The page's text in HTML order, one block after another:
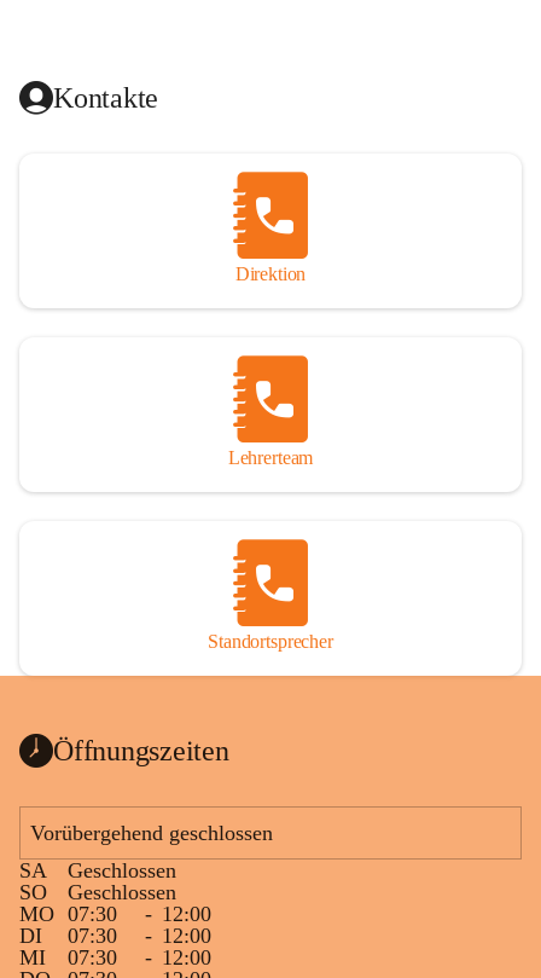
Kontakte
Direktion
Lehrerteam
Standortsprecher
Öffnungszeiten
Vorübergehend geschlossen
SA
Geschlossen
SO
Geschlossen
MO 07:30 - 12:00
DI
07:30 - 12:00
MI
07:30 - 12:00